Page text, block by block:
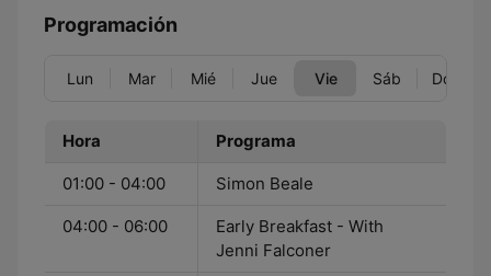
Programación
Lun Mar Mié Jue Vie Sáb Dom
Hora Programa
01:00 - 04:00 Simon Beale
04:00 - 06:00
Early Breakfast - With
Jenni Falconer